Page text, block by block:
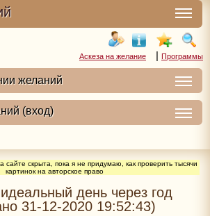
Аскеза на желание | Программы
сайте скрыта, пока я не придумаю, как проверить тысячи
картинок на авторское право
день через год
31-12-2020 19:52:43)